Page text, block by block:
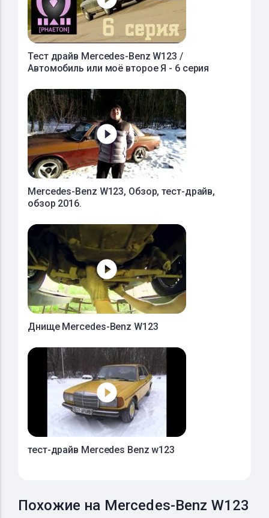
Тест драйв Mercedes-Benz W123 /
Автомобиль или моё второе Я - 6 серия
Mercedes-Benz W123, Обзор, тест-драйв,
обзор 2016.
Днище Mercedes-Benz W123
тест-драйв Mercedes Benz w123
Похожие на Mercedes-Benz W123